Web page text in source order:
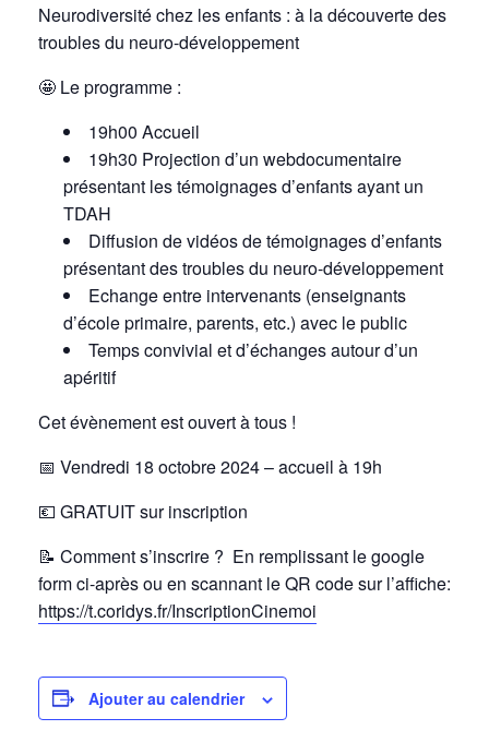
Neurodiversité chez les enfants : à la découverte des
troubles du neuro-développement
🤩 Le programme :
19h00 Accueil
19h30 Projection d’un webdocumentaire
présentant les témoignages d’enfants ayant un
TDAH
Diffusion de vidéos de témoignages d’enfants
présentant des troubles du neuro-développement
Echange entre intervenants (enseignants
d’école primaire, parents, etc.) avec le public
Temps convivial et d’échanges autour d’un
apéritif
Cet évènement est ouvert à tous !
📅 Vendredi 18 octobre 2024– accueil à 19h
💶 GRATUIT sur inscription
📝 Comment s’inscrire ? En remplissant le google
form ci-après ou en scannant le QR code sur l’affiche:
https://t.coridys.fr/InscriptionCinemoi
Ajouter au calendrier